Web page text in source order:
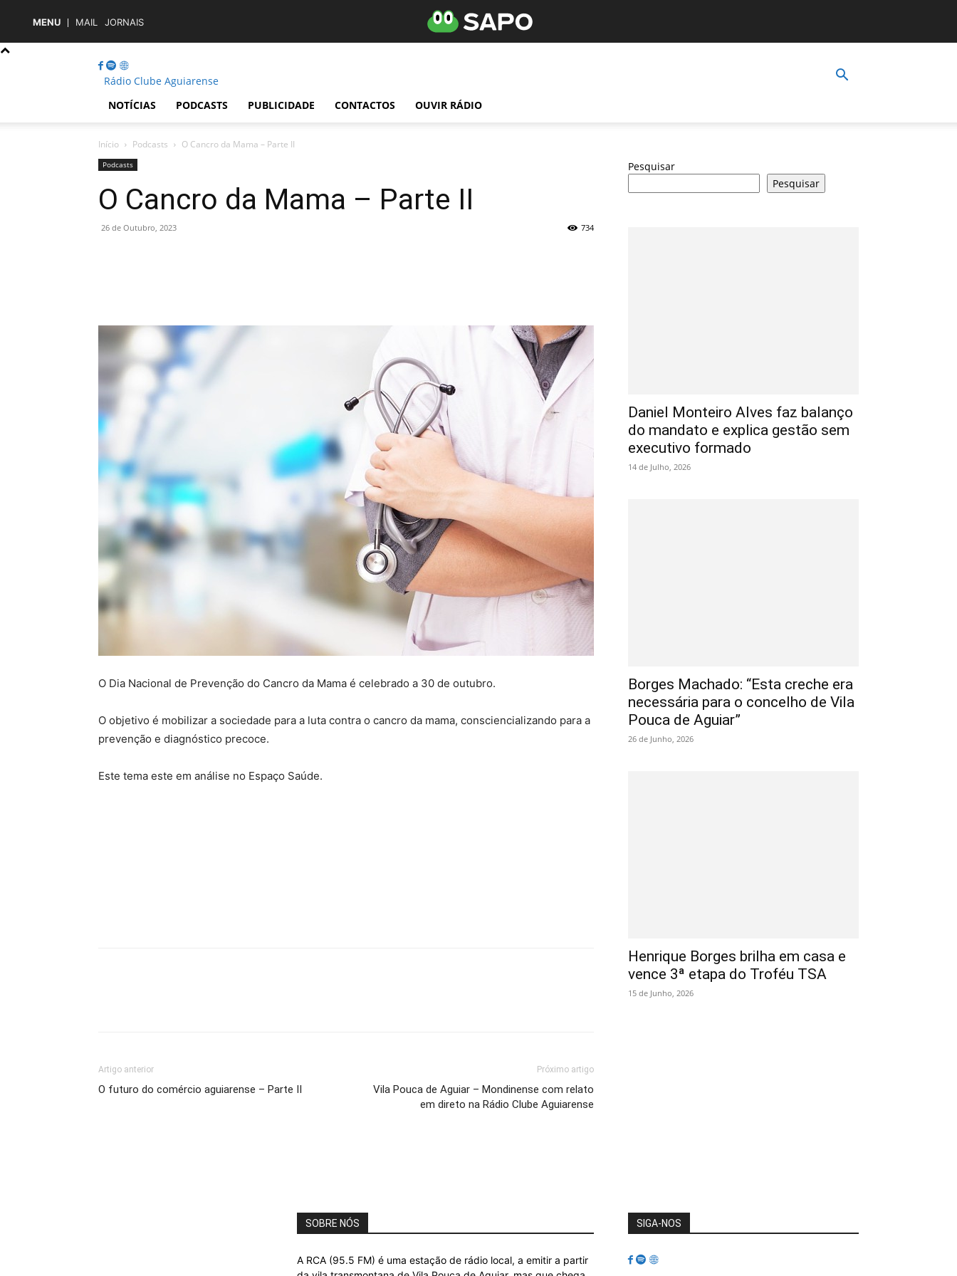
MENU MAIL JORNAIS
Rádio Clube Aguiarense
NOTÍCIAS
PODCASTS PUBLICIDADE CONTACTOS OUVIR RÁDIO
Início Podcasts O Cancro da Mama – Parte II
Podcasts
O Cancro da Mama – Parte II
26 de Outubro, 2023 734
O Dia Nacional de Prevenção do Cancro da Mama é celebrado a 30 de outubro.
O objetivo é mobilizar a sociedade para a luta contra o cancro da mama, consciencializando para a
prevenção e diagnóstico precoce.
Este tema este em análise no Espaço Saúde.
Artigo anterior
O futuro do comércio aguiarense – Parte II
Próximo artigo
Vila Pouca de Aguiar – Mondinense com relato
em direto na Rádio Clube Aguiarense
Pesquisar
Pesquisar
Daniel Monteiro Alves faz balanço
do mandato e explica gestão sem
executivo formado
14 de Julho, 2026
Borges Machado: “Esta creche era
necessária para o concelho de Vila
Pouca de Aguiar”
26 de Junho, 2026
Henrique Borges brilha em casa e
vence 3ª etapa do Troféu TSA
15 de Junho, 2026
SOBRE NÓS
A RCA (95.5 FM) é uma estação de rádio local, a emitir a partir
SIGA-NOS